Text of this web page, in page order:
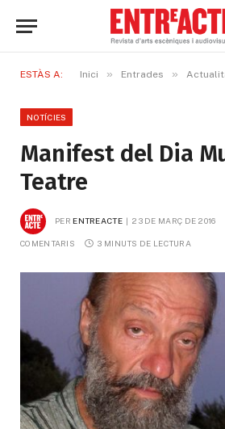
ESTÀS A: Inici » Entrades »
NOTÍCIES
Manifest del Dia
Teatre
PER ENTREACTE 23 DE MARÇ DE 2016
COMENTARIS 3 MINUTS DE LECTURA